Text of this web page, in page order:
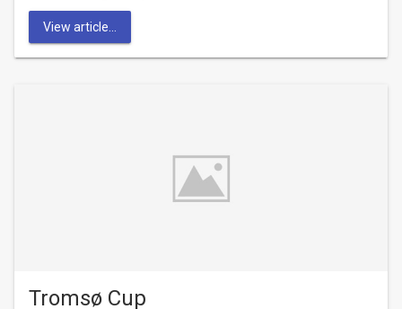
View article...
Tromsø Cup